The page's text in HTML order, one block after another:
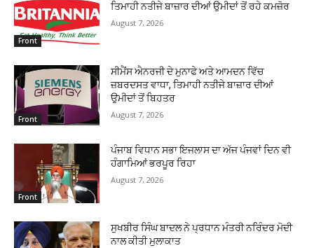
Front
ਤਿਮਾਹੀ ਨਤੀਜੇ ਬਾਜ਼ਾਰ ਦੀਆਂ ਉਮੀਦਾਂ ਤੋਂ ਰਹੇ ਕਮਜ਼ੋਰ
August 7, 2026
Front
ਸੀਮੈਂਸ ਐਨਰਜੀ ਦੇ ਮੁਨਾਫੇ ਅਤੇ ਆਮਦਨ ਵਿੱਚ
ਜ਼ਬਰਦਸਤ ਵਾਧਾ, ਤਿਮਾਹੀ ਨਤੀਜੇ ਬਾਜ਼ਾਰ ਦੀਆਂ
ਉਮੀਦਾਂ ਤੋਂ ਬਿਹਤਰ
August 7, 2026
Front
ਪੰਜਾਬ ਵਿਧਾਨ ਸਭਾ ਇਜਲਾਸ ਦਾ ਅੱਜ ਪੰਜਵਾਂ ਦਿਨ ਵੀ
ਹੰਗਾਮਿਆਂ ਭਰਪੂਰ ਰਿਹਾ
August 7, 2026
ਸੁਖਬੀਰ ਸਿੰਘ ਬਾਦਲ ਨੇ ਪ੍ਰਧਾਨ ਮੰਤਰੀ ਨਰਿੰਦਰ ਮੋਦੀ
ਨਾਲ ਕੀਤੀ ਮੁਲਾਕਾਤ